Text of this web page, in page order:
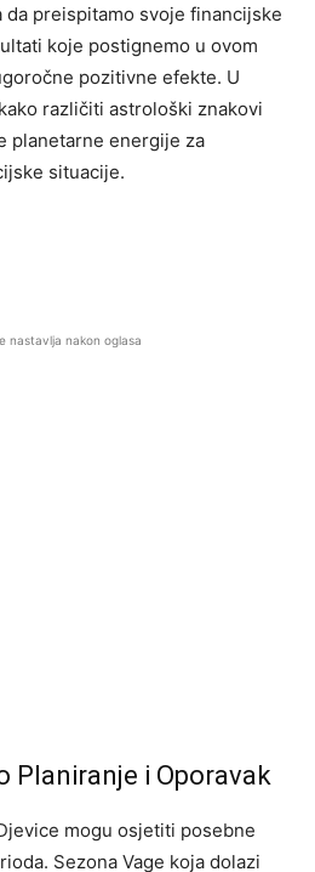
da preispitamo svoje financijske
koje postignemo u ovom
pozitivne efekte. U
različiti astrološki znakovi
planetarne energije za
situacije.
nastavlja nakon oglasa
Planiranje i Oporavak
mogu osjetiti posebne
Sezona Vage koja dolazi